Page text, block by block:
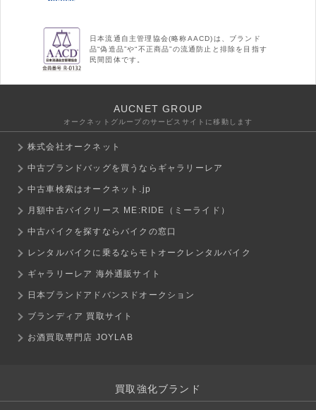
日本流通自主管理協会(略称AACD)は、ブランド
品“偽造品”や“不正商品”の流通防止と排除を目指す
民間団体です。
AUCNET GROUP
オークネットグループのサービスサイトに移動します
株式会社オークネット
中古ブランドバッグを買うならギャラリーレア
中古車検索はオークネット.jp
月額中古バイクリース ME:RIDE（ミーライド）
中古バイクを探すならバイクの窓口
レンタルバイクに乗るならモトオークレンタルバイク
ギャラリーレア 海外通販サイト
日本ブランドアドバンスドオークション
ブランディア 買取サイト
お酒買取専門店 JOYLAB
買取強化ブランド